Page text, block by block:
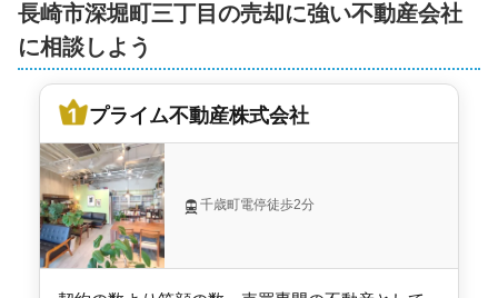
長崎市深堀町三丁目の売却に強い不動産会社
に相談しよう
プライム不動産株式会社
千歳町電停徒歩2分